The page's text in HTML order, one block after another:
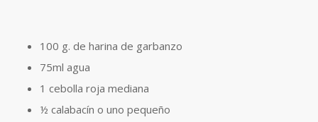
100 g. de harina de garbanzo
75ml agua
1 cebolla roja mediana
½ calabacín o uno pequeño